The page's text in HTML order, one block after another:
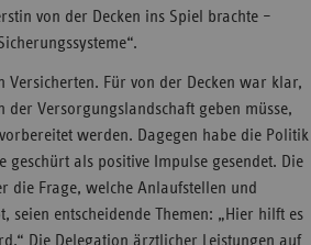
von der Decken ins Spiel brachte –
Versicherten. Für von der Decken war klar,
der Versorgungslandschaft geben müsse,
werden. Dagegen habe die Politik
geschürt als positive Impulse gesendet. Die
die Frage, welche Anlaufstellen und
seien entscheidende Themen: „Hier hilft es
Die Delegation ärztlicher Leistungen auf